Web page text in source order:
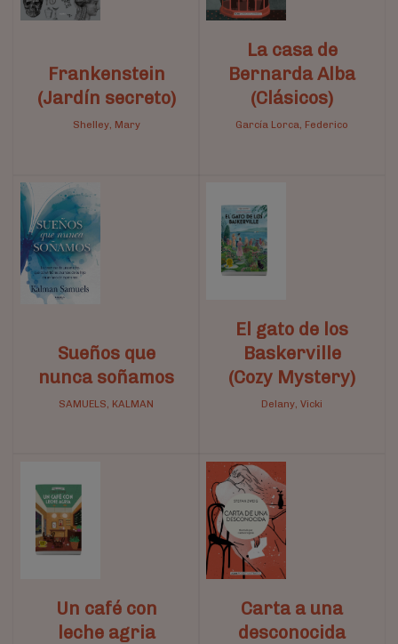
Frankenstein
(Jardín secreto)
Shelley, Mary
La casa de
Bernarda Alba
(Clásicos)
García Lorca, Federico
Sueños que
nunca soñamos
SAMUELS, KALMAN
El gato de los
Baskerville
(Cozy Mystery)
Delany, Vicki
Un café con
leche agria
Carta a una
desconocida